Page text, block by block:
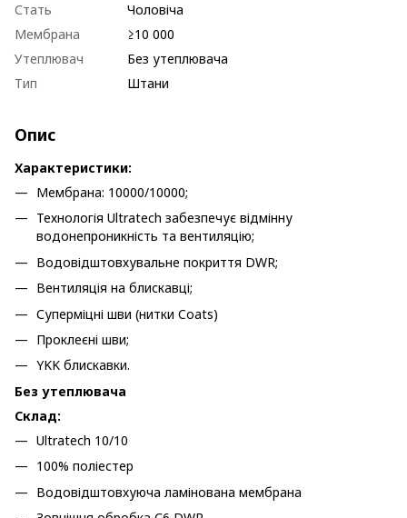
Стать
Чоловіча
Мембрана
≥10 000
Утеплювач
Без утеплювача
Тип
Штани
Опис
Характеристики:
Мембрана: 10000/10000;
Технологія Ultratech забезпечує відмінну
водонепроникність та вентиляцію;
Водовідштовхувальне покриття DWR;
Вентиляція на блискавці;
Суперміцні шви (нитки Coats)
Проклеєні шви;
YKK блискавки.
Без утеплювача
Склад:
Ultratech 10/10
100% поліестер
Водовідштовхуюча ламінована мембрана